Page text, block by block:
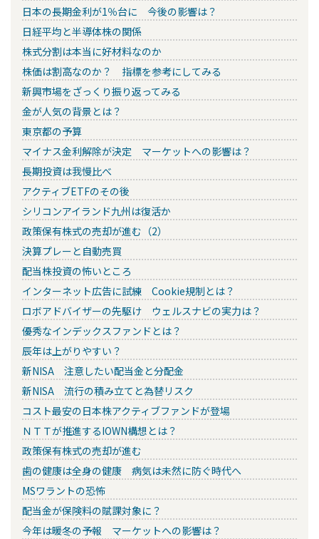
日本の長期金利が1％台に 今後の影響は？
日経平均と半導体株の関係
株式分割は本当に好材料なのか
株価は割高なのか？ 指標を参考にしてみる
新興市場をざっくり振り返ってみる
金が人気の背景とは？
東京都の予算
マイナス金利解除が決定 マーケットへの影響は？
長期投資は我慢比べ
アクティブETFのその後
シリコンアイランド九州は復活か
政策保有株式の売却が進む（2）
決算プレーと自動売買
配当株投資の怖いところ
インターネット広告に試練 Cookie規制とは？
ロボアドバイザーの先駆け ウェルスナビの実力は？
優秀なインデックスファンドとは？
辰年は上がりやすい？
新NISA 注意したい配当金と分配金
新NISA 流行の積み立てと為替リスク
コスト最安の日本株アクティブファンドが登場
ＮＴＴが推進するIOWN構想とは？
政策保有株式の売却が進む
歯の健康は全身の健康 病気は未然に防ぐ時代へ
MSワラントの恐怖
配当金が保険料の賦課対象に？
今年は暖冬の予報 マーケットへの影響は？